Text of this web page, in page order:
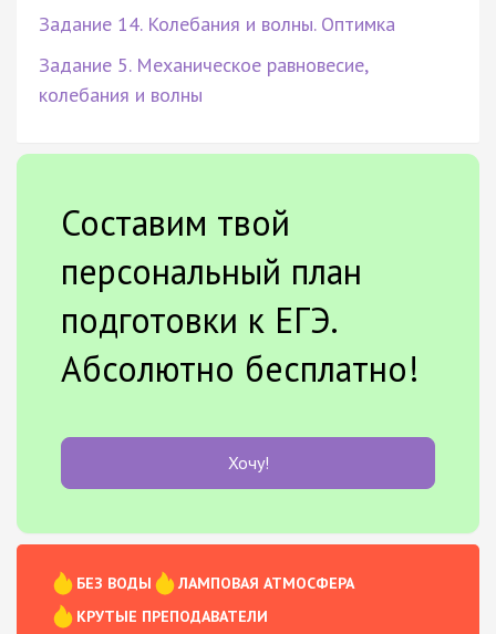
Задание 14. Колебания и волны. Оптимка
Задание 5. Механическое равновесие,
колебания и волны
Составим твой
персональный план
подготовки к ЕГЭ.
Абсолютно бесплатно!
Хочу!
БЕЗ ВОДЫ
ЛАМПОВАЯ АТМОСФЕРА
КРУТЫЕ ПРЕПОДАВАТЕЛИ